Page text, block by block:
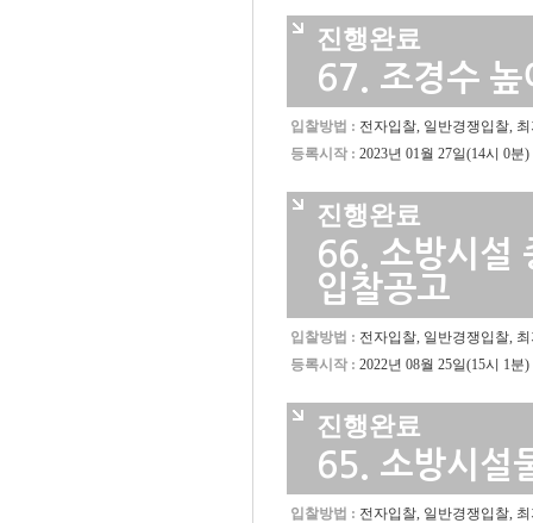
진행완료
67. 조경수 높
입찰방법 : 전자입찰, 일반경쟁입찰,
등록시작 : 2023년 01월 27일(14시 0분)
진행완료
66. 소방시설
입찰공고
입찰방법 : 전자입찰, 일반경쟁입찰,
등록시작 : 2022년 08월 25일(15시 1분)
진행완료
65. 소방시설
입찰방법 : 전자입찰, 일반경쟁입찰,